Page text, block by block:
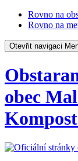
Rovno na
Rovno na
Otevřit navigaci
obec